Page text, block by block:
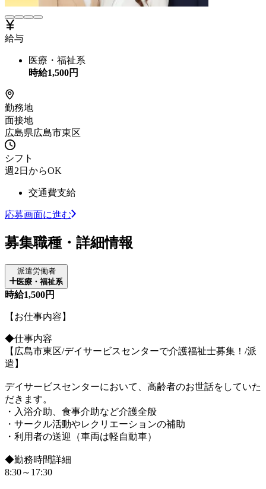
給与
医療・福祉系
時給1,500円
勤務地
面接地
広島県広島市東区
シフト
週2日からOK
交通費支給
応募画面に進む
募集職種・詳細情報
派遣労働者
医療・福祉系
時給1,500円
【お仕事内容】
◆仕事内容
【広島市東区/デイサービスセンターで介護福祉士募集！/派
遣】
デイサービスセンターにおいて、高齢者のお世話をしていた
だきます。
・入浴介助、食事介助など介護全般
・サークル活動やレクリエーションの補助
・利用者の送迎（車両は軽自動車）
◆勤務時間詳細
8:30～17:30